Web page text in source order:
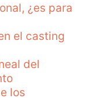
¿es para
el casting
del
los